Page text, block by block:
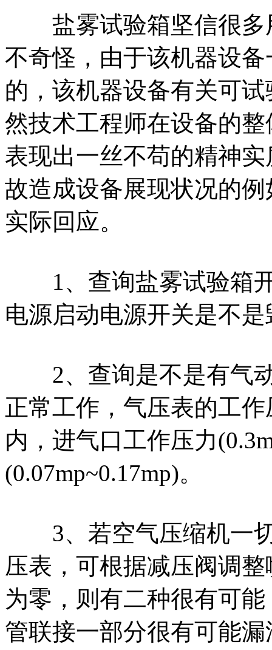
盐雾试验箱坚信很多
不奇怪，由于该机器设
的，该机器设备有关可
然技术工程师在设备的
表现出一丝不苟的精神
故造成设备展现状况的
实际回应。
1、查询盐雾试验箱开
电源启动电源开关是不是
2、查询是不是有气动
正常工作，气压表的工
内，进气口工作压力
(0.07mp~0.17mp)。
3、若空气压缩机一切
压表，可根据减压阀调
为零，则有二种很有可
管联接一部分很有可能